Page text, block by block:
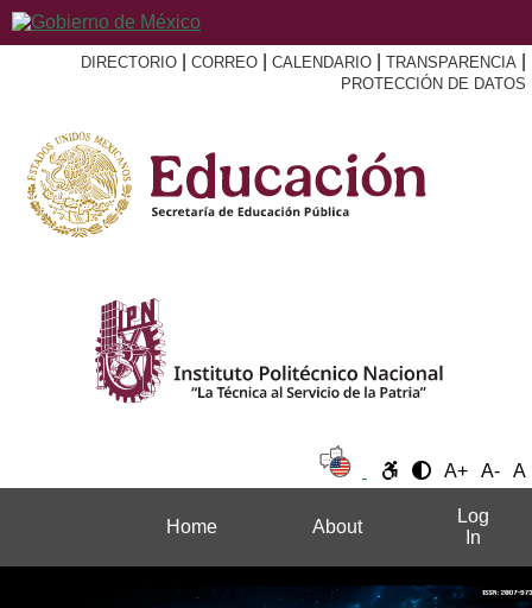
DIRECTORIO CORREO CALENDARIO TRANSPARENCIA
PROTECCIÓN DE DATOS
A+ A- A
Home About
Log
In